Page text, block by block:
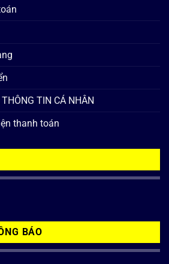
TIN CÁ NHÂN
thanh toán
BÁO